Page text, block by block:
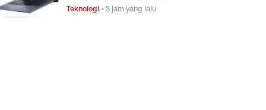
Teknologi •3 jam yang lalu